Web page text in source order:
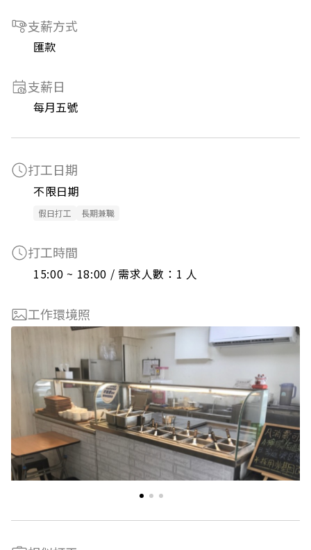
支薪方式
匯款
支薪日
每月五號
打工日期
不限日期
假日打工 長期兼職
打工時間
15:00 ~ 18:00 / 需求人數：1 人
工作環境照